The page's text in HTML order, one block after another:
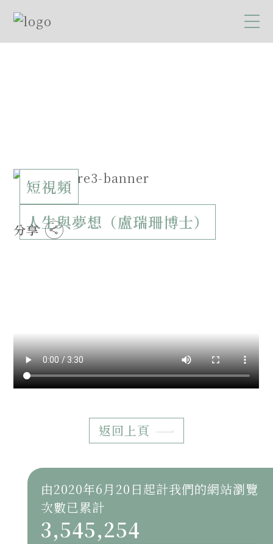
短視頻
人生與夢想（盧瑞珊博士）
分享
返回上頁
由2020年6月20日起計我們的網站瀏覽
次數已累計
3,545,254